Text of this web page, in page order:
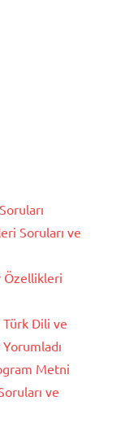
Soruları ve
Özellikleri
Dili ve
Metni
ve